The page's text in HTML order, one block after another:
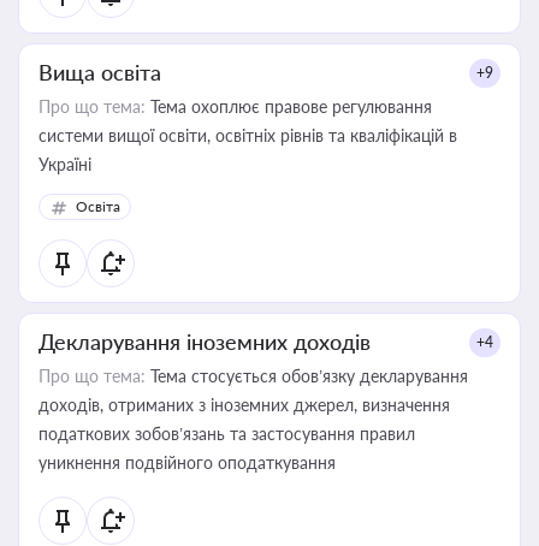
Вища освіта +9
Про що тема: Тема охоплює правове регулювання
системи вищої освіти, освітніх рівнів та кваліфікацій в
Україні
Освіта
Декларування іноземних доходів +4
Про що тема: Тема стосується обов’язку декларування
доходів, отриманих з іноземних джерел, визначення
податкових зобов’язань та застосування правил
уникнення подвійного оподаткування